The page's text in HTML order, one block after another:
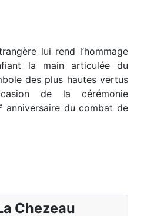
lui rend l’hommage
la main articulée du
des plus hautes vertus
de la cérémonie
anniversaire du combat de
Chezeau